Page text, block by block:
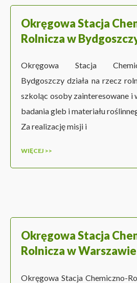
Okręgowa Stacja
Rolnicza w
Okręgowa Stacja
Bydgoszczy działa na rzecz
szkoląc osoby zainteresowane i
badania gleb i materiału
Za realizację misji i
WIĘCEJ >>
Okręgowa Stacja
Rolnicza w Warszawie
Okręgowa Stacja Chemiczno-